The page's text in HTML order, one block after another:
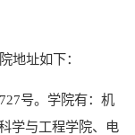
地址如下：
号。学院有：机
学与工程学院、电